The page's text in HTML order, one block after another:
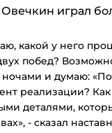
играл
какой у него
побед?
и думаю:
реализации?
деталями,
- сказал